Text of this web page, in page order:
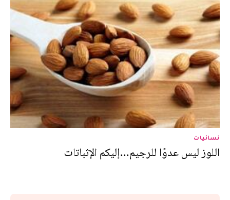
نسائيات
اللوز ليس عدوًا للرجيم...إليكم الإثباتات